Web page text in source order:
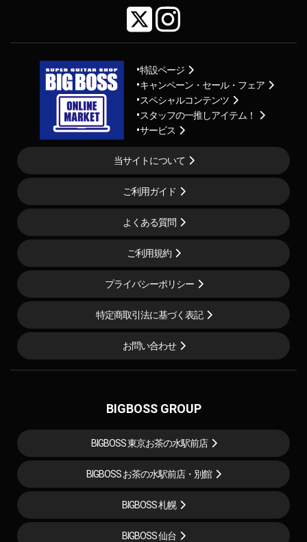
特設ページ
キャンペーン・セール・フェア
スペシャルコンテンツ
スタッフの一推しアイテム！
サービス
当サイトについて
ご利用ガイド
よくある質問
ご利用規約
プライバシーポリシー
特定商取引法に基づく表記
お問い合わせ
BIGBOSS GROUP
BIGBOSS 東京お茶の水駅前店
BIGBOSS お茶の水駅前店・別館
BIGBOSS 札幌
BIGBOSS 仙台